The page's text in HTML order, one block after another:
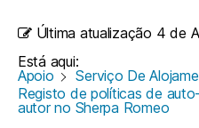
Última atualização 4 de
Está aqui:
Apoio
Serviço De
Registo de políticas de
autor no Sherpa Romeo